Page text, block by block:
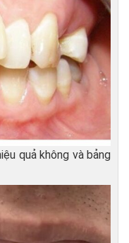
quả không và bảng